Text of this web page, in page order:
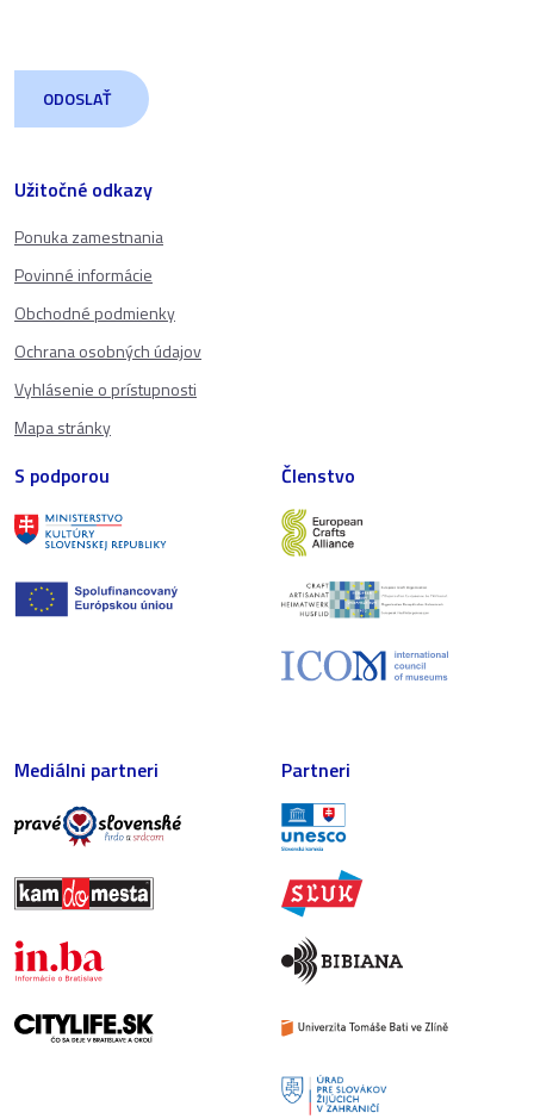
Užitočné odkazy
Ponuka zamestnania
Povinné informácie
Obchodné podmienky
Ochrana osobných údajov
Vyhlásenie o prístupnosti
Mapa stránky
S podporou Členstvo
Mediálni partneri Partneri